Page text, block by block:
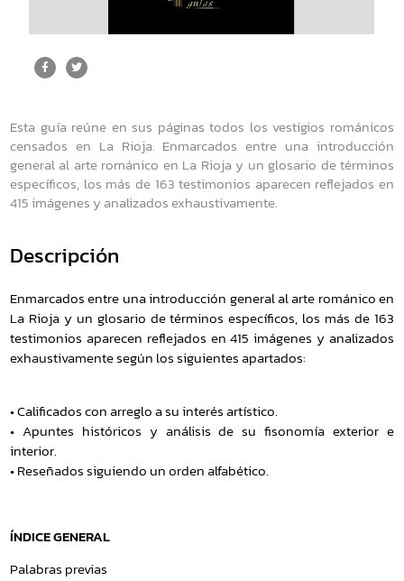
Esta guía reúne en sus páginas todos los vestigios románicos
censados en La Rioja. Enmarcados entre una introducción
general al arte románico en La Rioja y un glosario de términos
específicos, los más de 163 testimonios aparecen reflejados en
415 imágenes y analizados exhaustivamente.
Descripción
Enmarcados entre una introducción general al arte románico en
La Rioja y un glosario de términos específicos, los más de 163
testimonios aparecen reflejados en 415 imágenes y analizados
exhaustivamente según los siguientes apartados:
• Calificados con arreglo a su interés artístico.
• Apuntes históricos y análisis de su fisonomía exterior e
interior.
• Reseñados siguiendo un orden alfabético.
ÍNDICE GENERAL
Palabras previas